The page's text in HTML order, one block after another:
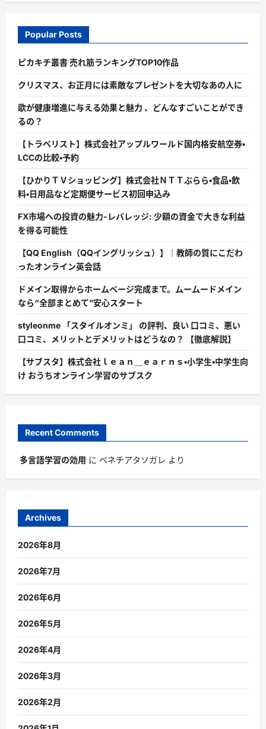
Popular Posts
ピカキチ叢書 売れ筋ランキングTOP10作品
クリスマス、お正月には素敵なプレゼントを大切なあの人に
歌が健康増進に与える効果と魅力 、どんなすごいことができ
るの？
【トラベリスト】株式会社アップルワールド国内格安航空券・
LCCの比較・予約
【ひかりＴＶショッピング】株式会社ＮＴＴぷらら・食品・飲
料・日用品など定期便サービス初回申込み
FX市場への投資の魅力-レバレッジ: 少額の資金で大きな利益
を得る可能性
【QQ English（QQイングリッシュ）】｜教師の質にこだわ
ったオンライン英会話
ドメイン取得からホームページ完成まで。ムームードメイン
なら“全部まとめて”安心スタート
styleonme 「スタイルオンミ」 の評判、良い 口コミ、悪い
口コミ、メリットとデメリットはどうなの？ 【徹底解説】
【サブスタ】株式会社ｌｅａｎ＿ｅａｒｎｓ・小学生・中学生向
け おうちオンライン学習のサブスク
Recent Comments
多言語学習の効用 に ベネチアタソガレ より
Archives
2026年8月
2026年7月
2026年6月
2026年5月
2026年4月
2026年3月
2026年2月